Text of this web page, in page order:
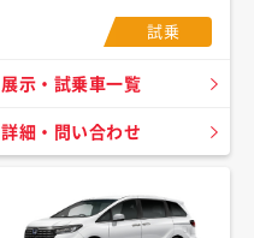
試乗
展示・試乗車一覧
詳細・問い合わせ